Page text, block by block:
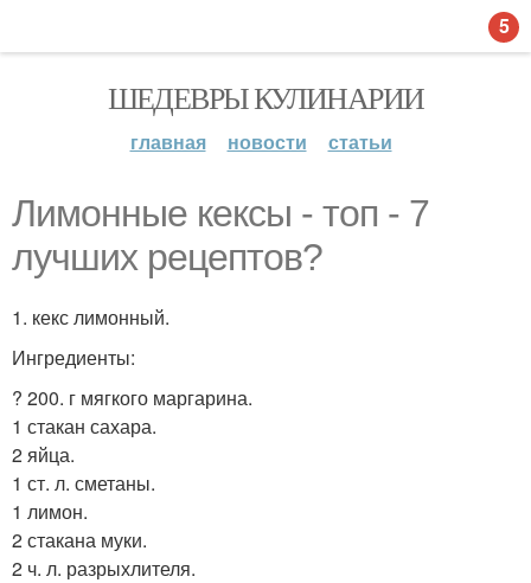
ШЕДЕВРЫ КУЛИНАРИИ
главная новости статьи
Лимонные кексы - топ - 7
лучших рецептов?
1. кекс лимонный.
Ингредиенты:
? 200. г мягкого маргарина.
1 стакан сахара.
2 яйца.
1 ст. л. сметаны.
1 лимон.
2 стакана муки.
2 ч. л. разрыхлителя.
5